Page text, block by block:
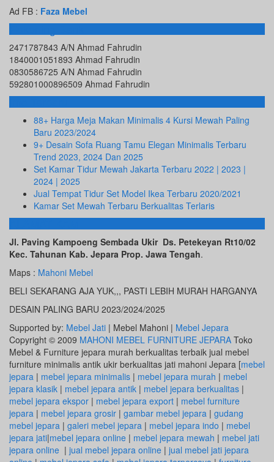
Ad FB : Faza Mebel
Rekening Bank
2471787843 A/N Ahmad Fahrudin
1840001051893 Ahmad Fahrudin
0830586725 A/N Ahmad Fahrudin
592801000896509 Ahmad Fahrudin
Info Terbaru
88+ Harga Meja Makan Minimalis 4 Kursi Mewah Paling
Baru 2023/2024
9+ Desain Sofa Ruang Tamu Elegan Minimalis Terbaru
Trend 2023, 2024 Dan 2025
Set Kamar Tidur Mewah Jakarta Terbaru 2022 | 2023 |
2024 | 2025
Jual Tempat Tidur Set Model Ikea Terbaru 2020/2021
Kamar Set Mewah Terbaru Berkualitas Terlaris
ALAMAT KAMI
Jl. Paving Kampoeng Sembada Ukir Ds. Petekeyan Rt10/02
Kec. Tahunan Kab. Jepara Prop. Jawa Tengah.
Maps : Mahoni Mebel
BELI SEKARANG AJA YUK,,, PASTI LEBIH MURAH HARGANYA
DESAIN PALING BARU 2023/2024/2025
Supported by: Mebel Jati | Mebel Mahoni | Mebel Jepara
Copyright © 2009 MAHONI MEBEL FURNITURE JEPARA Toko
Mebel & Furniture jepara murah berkualitas terbaik jual mebel
furniture minimalis antik ukir berkualitas jati mahoni Jepara [mebel
jepara | mebel jepara minimalis | mebel jepara murah | mebel
jepara klasik | mebel jepara antik | mebel jepara berkualitas |
mebel jepara ekspor | mebel jepara export | mebel furniture
jepara | mebel jepara grosir | gambar mebel jepara | gudang
mebel jepara | galeri mebel jepara | mebel jepara indo | mebel
jepara jati|mebel jepara online | mebel jepara mewah | mebel jati
jepara online | jual mebel jepara online | jual mebel jati jepara